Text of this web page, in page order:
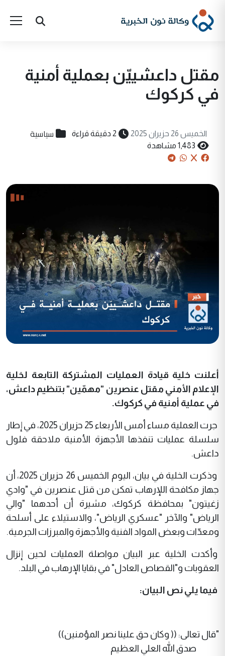
مقتل داعشييّن بعملية أمنية
في كركوك
الخميس 26 حزيران 2025 2 دقيقة قراءة سياسية
1,483 مشاهدة
أعلنت خلية قيادة العمليات المشتركة التابعة لخلية
الإعلام الأمني مقتل عنصرين "مهمّين" بتنظيم داعش،
في عملية أمنية في كركوك.
جرت العملية مساء أمس الأربعاء 25 حزيران 2025، في إطار
سلسلة عمليات تنفذها الأجهزة الأمنية ملاحقة فلول
داعش.
وذكرت الخلية في بيان، اليوم الخميس 26 حزيران 2025، أن
جهاز مكافحة اللإرهاب تمكن من قتل عنصرين في "وادي
زغيتون" بمحافظة كركوك، مشيرة أن أحدهما "والي
الرياض" والآخر "عسكري الرياض"، والاستيلاء على أسلحة
ومعدّات وبعض المواد الفنية والأجهزة والمبرزات الجرمية.
وأكدت الخلية عبر البيان مواصلة العمليات لحين إنزال
العقوبات و"القصاص العادل" في بقايا الإرهاب في البلد.
فيما يلي نص البيان:
"قال تعالى: (( وكان حق علينا نصر المؤمنين))
صدق الله العلي العظيم